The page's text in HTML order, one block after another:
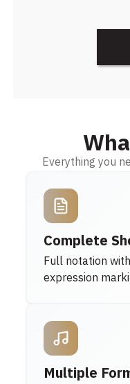
Everything you
Complete
Full notation
expression
Multiple